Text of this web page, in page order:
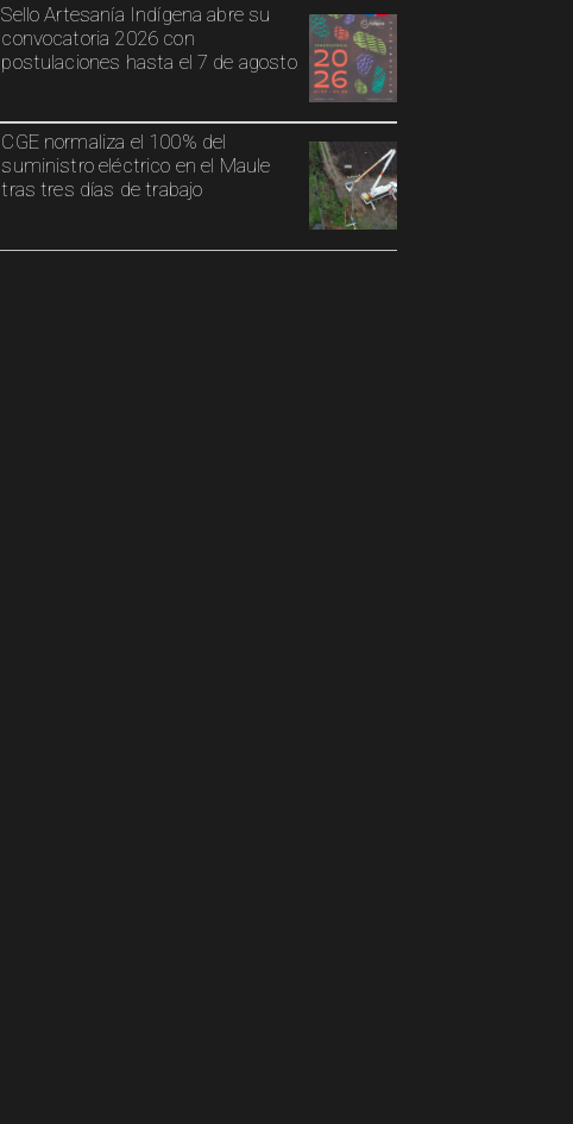
Sello Artesanía Indígena abre su
convocatoria 2026 con
postulaciones hasta el 7 de agosto
CGE normaliza el 100% del
suministro eléctrico en el Maule
tras tres días de trabajo